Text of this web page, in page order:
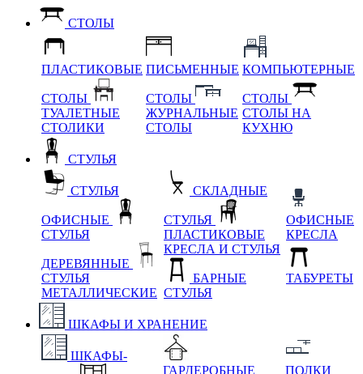
СТОЛЫ
ПЛАСТИКОВЫЕ
СТОЛЫ
ТУАЛЕТНЫЕ
СТОЛИКИ
ПИСЬМЕННЫЕ
СТОЛЫ
ЖУРНАЛЬНЫЕ
СТОЛЫ
КОМПЬЮТЕРНЫЕ
СТОЛЫ
СТОЛЫ НА
КУХНЮ
СТУЛЬЯ
СТУЛЬЯ
ОФИСНЫЕ
СТУЛЬЯ
ДЕРЕВЯННЫЕ
СТУЛЬЯ
МЕТАЛЛИЧЕСКИЕ
СКЛАДНЫЕ
СТУЛЬЯ
ПЛАСТИКОВЫЕ
КРЕСЛА И СТУЛЬЯ
БАРНЫЕ
СТУЛЬЯ
ОФИСНЫЕ
КРЕСЛА
ТАБУРЕТЫ
ШКАФЫ И ХРАНЕНИЕ
ШКАФЫ-
ГАРДЕРОБНЫЕ
ПОЛКИ